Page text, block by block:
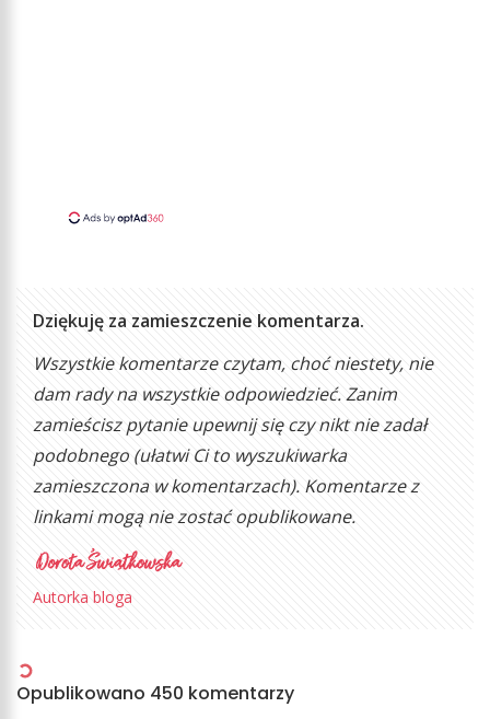
Dziękuję za zamieszczenie komentarza.
Wszystkie komentarze czytam, choć niestety, nie
dam rady na wszystkie odpowiedzieć. Zanim
zamieścisz pytanie upewnij się czy nikt nie zadał
podobnego (ułatwi Ci to wyszukiwarka
zamieszczona w komentarzach). Komentarze z
linkami mogą nie zostać opublikowane.
Autorka bloga
Opublikowano 450 komentarzy